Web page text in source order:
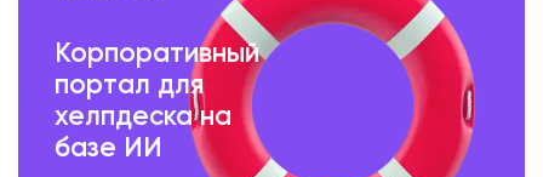
Корпоративный
портал для
хелпдеска на
базе ИИ